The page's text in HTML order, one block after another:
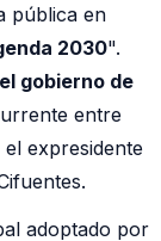
pública en
2030".
gobierno de
entre
expresidente
adoptado por